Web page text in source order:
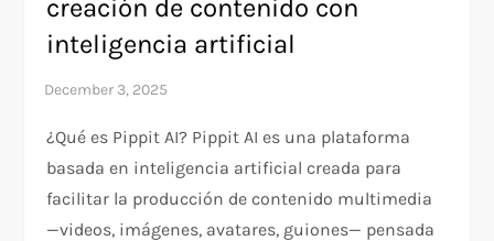
creación de contenido con
inteligencia artificial
¿Qué es Pippit AI? Pippit AI es una plataforma
basada en inteligencia artificial creada para
facilitar la producción de contenido multimedia
—videos, imágenes, avatares, guiones— pensada